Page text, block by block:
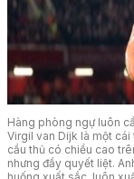
Hàng phòng ngự luôn
Virgil van Dijk là một
cầu thủ có chiều cao
nhưng đầy quyết liệt.